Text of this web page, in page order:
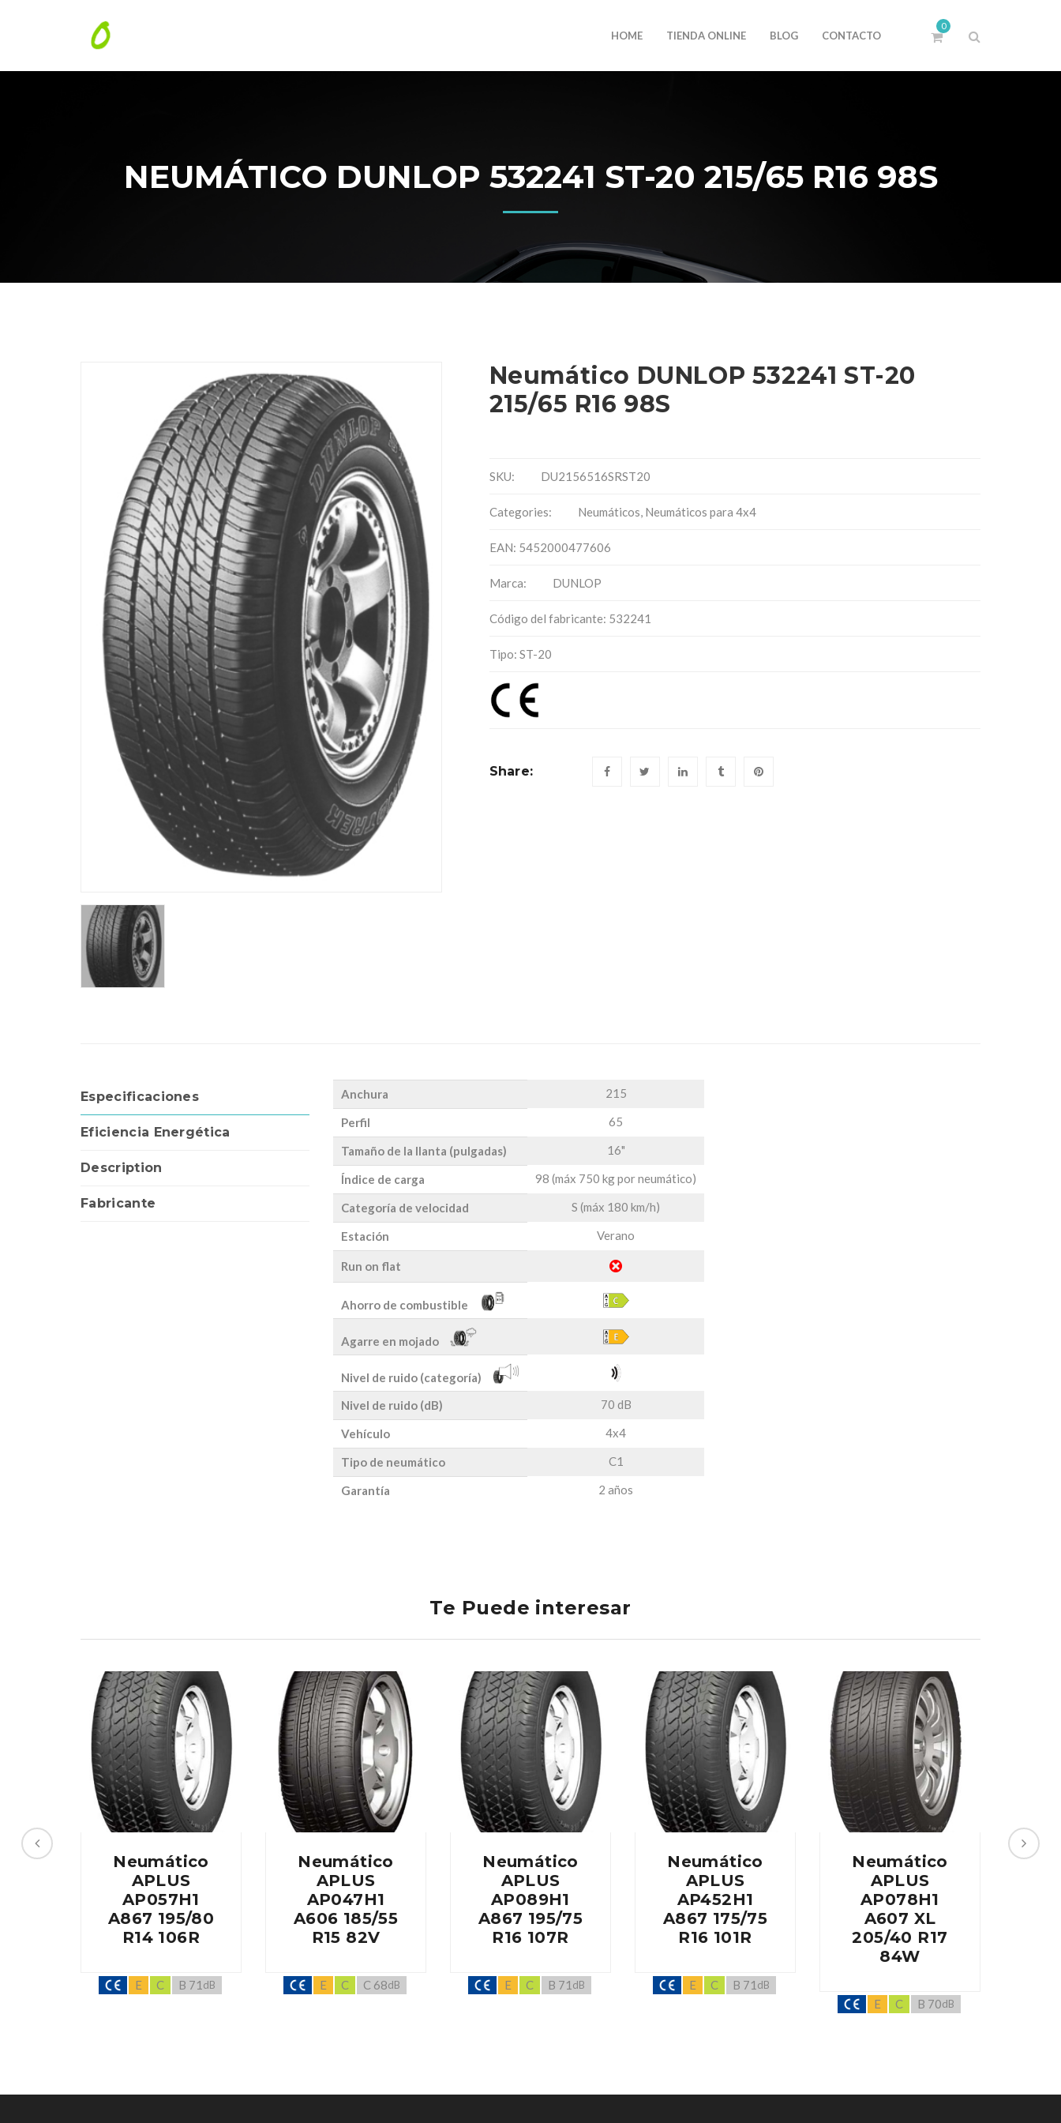
HOME TIENDA ONLINE BLOG CONTACTO
0
NEUMÁTICO DUNLOP 532241 ST-20 215/65 R16 98S
Neumático DUNLOP 532241 ST-20
215/65 R16 98S
SKU: DU2156516SRST20
Categories: Neumáticos, Neumáticos para 4x4
EAN: 5452000477606
Marca: DUNLOP
Código del fabricante: 532241
Tipo: ST-20
Share:
Especificaciones
Eficiencia Energética
Description
Fabricante
Anchura 215
Perfil 65
Tamaño de la llanta (pulgadas) 16"
Índice de carga 98 (máx 750 kg por neumático)
Categoría de velocidad S (máx 180 km/h)
Estación Verano
Run on flat
Ahorro de combustible
Agarre en mojado
Nivel de ruido (categoría)
Nivel de ruido (dB)
70 dB
Vehículo 4x4
Tipo de neumático C1
Garantía 2 años
Te Puede interesar
Neumático
APLUS
AP057H1
A867 195/80
R14 106R
E C B 71 dB
Neumático
APLUS
AP047H1
A606 185/55
R15 82V
E C C 68dB
Neumático
APLUS
AP089H1
A867 195/75
R16 107R
E C B 71 dB
Neumático
APLUS
AP452H1
A867 175/75
R16 101R
E C B 71 dB
Neumático
APLUS
AP078H1
A607 XL
205/40 R17
84W
E C B 70dB